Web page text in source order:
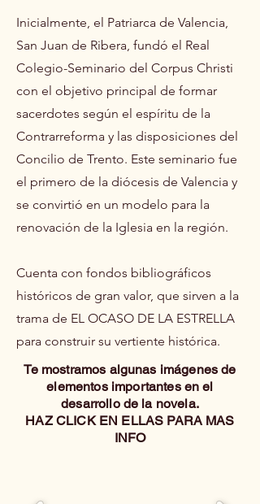
Inicialmente, el Patriarca de Valencia,
San Juan de Ribera, fundó el Real
Colegio-Seminario del Corpus Christi
con el objetivo principal de formar
sacerdotes según el espíritu de la
Contrarreforma y las disposiciones del
Concilio de Trento. Este seminario fue
el primero de la diócesis de Valencia y
se convirtió en un modelo para la
renovación de la Iglesia en la región.
Cuenta con fondos bibliográficos
históricos de gran valor, que sirven a la
trama de EL OCASO DE LA ESTRELLA
para construir su vertiente histórica.
Te mostramos algunas imágenes de
elementos importantes en el
desarrollo de la novela.
HAZ CLICK EN ELLAS PARA MAS
INFO